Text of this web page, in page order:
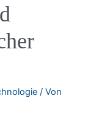
/ Von